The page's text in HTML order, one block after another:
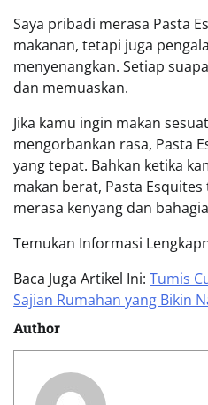
Saya pribadi merasa Pasta
makanan, tetapi juga
menyenangkan. Setiap
dan memuaskan.
Jika kamu ingin makan
mengorbankan rasa, Pasta
yang tepat. Bahkan ketika
makan berat, Pasta
merasa kenyang dan
Temukan Informasi
Baca Juga Artikel Ini: Tumis
Sajian Rumahan yang Bikin
Author